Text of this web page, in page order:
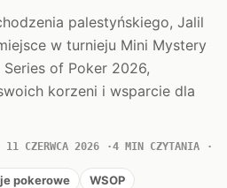
palestyńskiego, Jalil
w turnieju Mini Mystery
of Poker 2026,
korzeni i wsparcie dla
11 CZERWCA 2026
4 MIN CZYTANIA
pokerowe WSOP